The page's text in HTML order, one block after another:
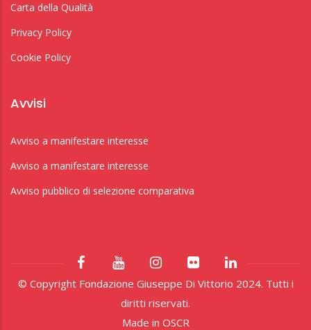
Carta della Qualità
Privacy Policy
Cookie Policy
Avvisi
Avviso a manifestare interesse
Avviso a manifestare interesse
Avviso pubblico di selezione comparativa
© Copyright Fondazione Giuseppe Di Vittorio 2024. Tutti i
diritti riservati.
Made in OSCR